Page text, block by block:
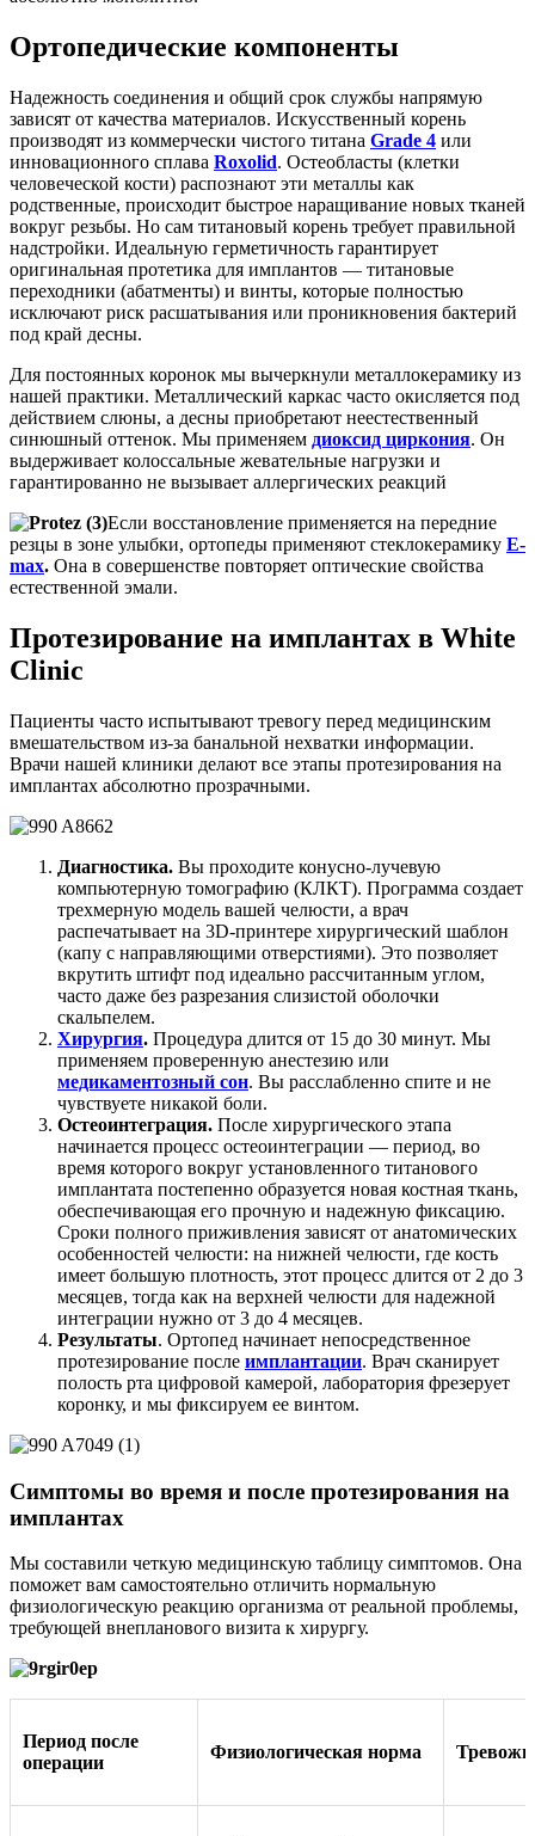
Ортопедические компоненты
Надежность соединения и общий срок службы напрямую
зависят от качества материалов. Искусственный корень
производят из коммерчески чистого титана Grade 4 или
инновационного сплава Roxolid. Остеобласты (клетки
человеческой кости) распознают эти металлы как
родственные, происходит быстрое наращивание новых тканей
вокруг резьбы. Но сам титановый корень требует правильной
надстройки. Идеальную герметичность гарантирует
оригинальная протетика для имплантов — титановые
переходники (абатменты) и винты, которые полностью
исключают риск расшатывания или проникновения бактерий
под край десны.
Для постоянных коронок мы вычеркнули металлокерамику из
нашей практики. Металлический каркас часто окисляется под
действием слюны, а десны приобретают неестественный
синюшный оттенок. Мы применяем диоксид циркония. Он
выдерживает колоссальные жевательные нагрузки и
гарантированно не вызывает аллергических реакций
Если восстановление применяется на передние
резцы в зоне улыбки, ортопеды применяют стеклокерамику E-
max. Она в совершенстве повторяет оптические свойства
естественной эмали.
Протезирование на имплантах в White
Clinic
Пациенты часто испытывают тревогу перед медицинским
вмешательством из-за банальной нехватки информации.
Врачи нашей клиники делают все этапы протезирования на
имплантах абсолютно прозрачными.
Диагностика. Вы проходите конусно-лучевую
компьютерную томографию (КЛКТ). Программа создает
трехмерную модель вашей челюсти, а врач
распечатывает на 3D-принтере хирургический шаблон
(капу с направляющими отверстиями). Это позволяет
вкрутить штифт под идеально рассчитанным углом,
часто даже без разрезания слизистой оболочки
скальпелем.
Хирургия. Процедура длится от 15 до 30 минут. Мы
применяем проверенную анестезию или
медикаментозный сон. Вы расслабленно спите и не
чувствуете никакой боли.
Остеоинтеграция. После хирургического этапа
начинается процесс остеоинтеграции — период, во
время которого вокруг установленного титанового
имплантата постепенно образуется новая костная ткань,
обеспечивающая его прочную и надежную фиксацию.
Сроки полного приживления зависят от анатомических
особенностей челюсти: на нижней челюсти, где кость
имеет большую плотность, этот процесс длится от 2 до 3
месяцев, тогда как на верхней челюсти для надежной
интеграции нужно от 3 до 4 месяцев.
Результаты. Ортопед начинает непосредственное
протезирование после имплантации. Врач сканирует
полость рта цифровой камерой, лаборатория фрезерует
коронку, и мы фиксируем ее винтом.
Симптомы во время и после протезирования на
имплантах
Мы составили четкую медицинскую таблицу симптомов. Она
поможет вам самостоятельно отличить нормальную
физиологическую реакцию организма от реальной проблемы,
требующей внепланового визита к хирургу.
Период после
операции
Физиологическая норма